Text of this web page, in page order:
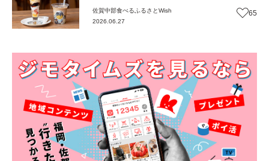
『三瀬MARKS』（佐賀・佐賀市）【まち歩
き】
佐賀中部食べるふるさとWish
2026.06.27
65